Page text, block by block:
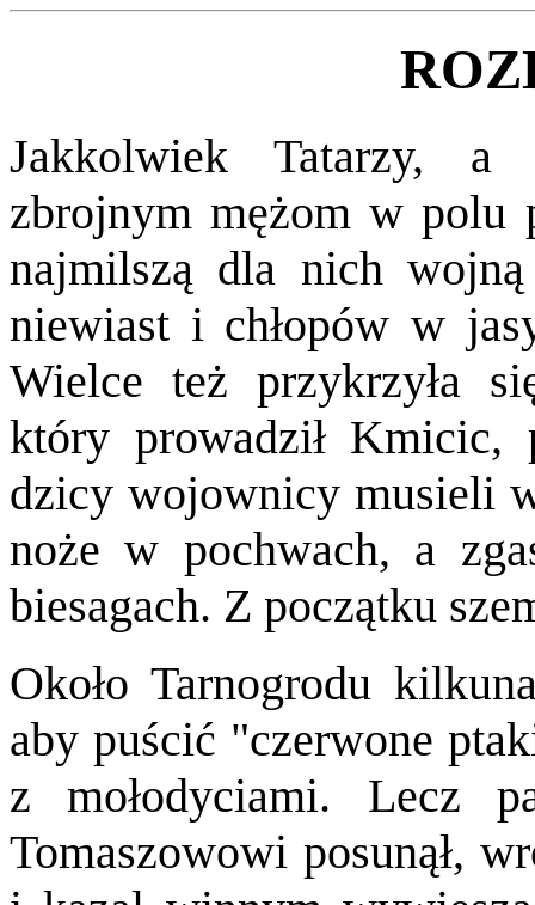
Jakkolwiek Tatarzy, a
zbrojnym mężom w polu
najmilszą dla nich
niewiast i chłopów w
Wielce też przykrzyła
który prowadził Kmicic,
dzicy wojownicy musieli
noże w pochwach, a
biesagach. Z początku
Około Tarnogrodu
aby puścić "czerwone
z mołodyciami. Lecz
Tomaszowowi posunął,